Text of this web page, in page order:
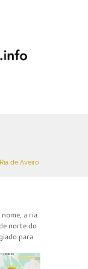
Ria de Aveiro
a ria
norte do
para